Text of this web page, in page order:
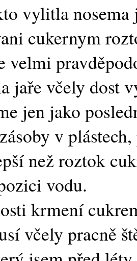
vylitla
cukernym
velmi
jaře včely dost
jen jako
v
než roztok
vodu.
krmení
včely pracně